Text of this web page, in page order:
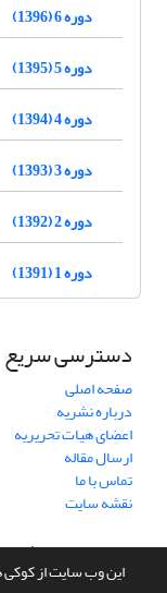
این وب سایت از کوکی
دوره 6 (1396)
دوره 5 (1395)
دوره 4 (1394)
دوره 3 (1393)
دوره 2 (1392)
دوره 1 (1391)
دسترسی سریع
صفحه اصلی
درباره نشریه
اعضای هیات تحریریه
ارسال مقاله
تماس با ما
نقشه سایت
سامانه مدیریت